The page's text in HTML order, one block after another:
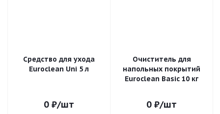
Средство для ухода
Euroclean Uni 5 л
0 ₽/шт
Очиститель для
напольных покрытий
Euroclean Basic 10 кг
0 ₽/шт